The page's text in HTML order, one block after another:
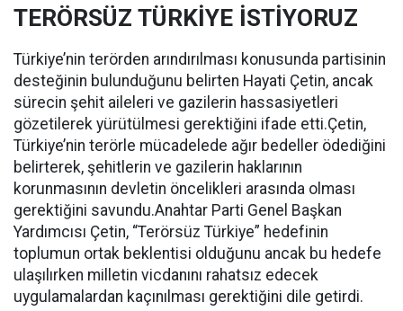
TERÖRSÜZ TÜRKİYE İSTİYORUZ
Türkiye’nin terörden arındırılması konusunda partisinin
desteğinin bulunduğunu belirten Hayati Çetin, ancak
sürecin şehit aileleri ve gazilerin hassasiyetleri
gözetilerek yürütülmesi gerektiğini ifade etti.Çetin,
Türkiye’nin terörle mücadelede ağır bedeller ödediğini
belirterek, şehitlerin ve gazilerin haklarının
korunmasının devletin öncelikleri arasında olması
gerektiğini savundu.Anahtar Parti Genel Başkan
Yardımcısı Çetin, “Terörsüz Türkiye” hedefinin
toplumun ortak beklentisi olduğunu ancak bu hedefe
ulaşılırken milletin vicdanını rahatsız edecek
uygulamalardan kaçınılması gerektiğini dile getirdi.